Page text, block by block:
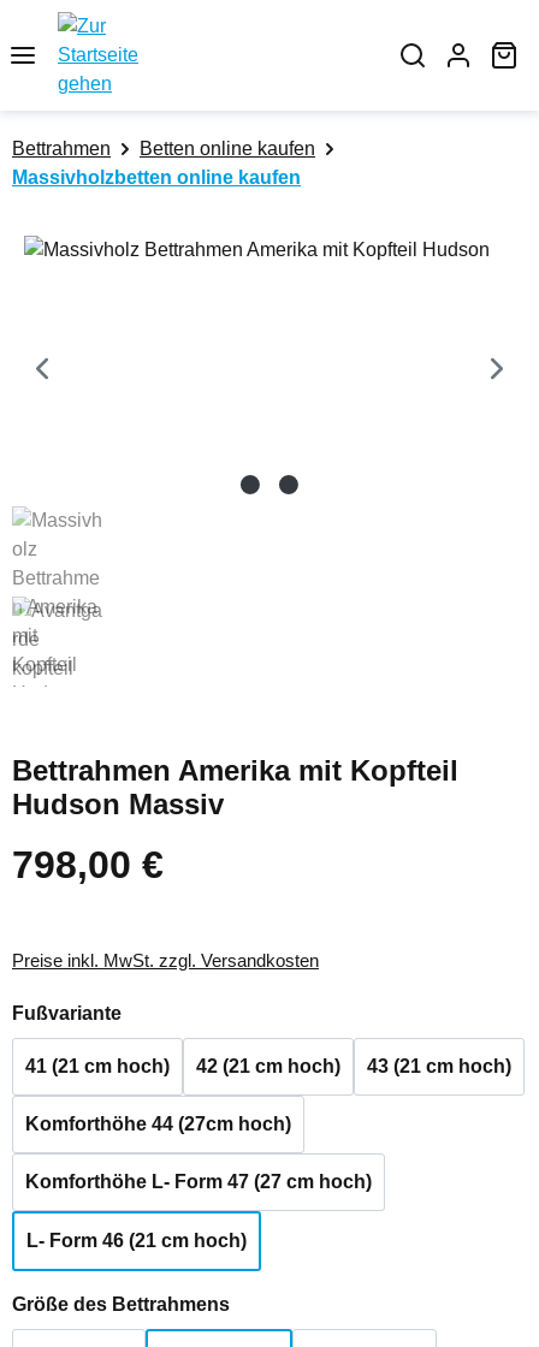
Zum Hauptinhalt springen
Bettrahmen
Betten online kaufen
Massivholzbetten online kaufen
Bildergalerie überspringen
Bettrahmen Amerika mit Kopfteil
Hudson Massiv
Regulärer Preis:
798,00 €
Preise inkl. MwSt. zzgl. Versandkosten
Fußvarianteauswählen
41 (21 cm hoch) 42 (21 cm hoch) 43 (21 cm hoch)
Komforthöhe 44 (27cm hoch)
Komforthöhe L- Form 47 (27 cm hoch)
L- Form 46 (21 cm hoch)
Größe des Bettrahmensauswählen